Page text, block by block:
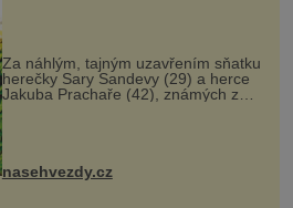
Za náhlým, tajným uzavřením sňatku
herečky Sary Sandevy (29) a herce
Jakuba Prachaře (42), známých ze
seriálu Jakub a Sara, se skrývá
možná mnohem víc než jen touha
nasehvezdy.cz